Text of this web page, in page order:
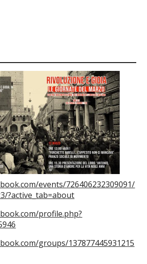
events/726406232309091/
?active_tab=about
profile.php?
groups/137877445931215